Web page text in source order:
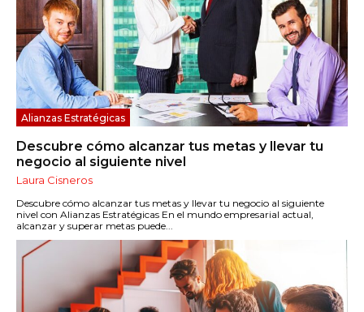
Alianzas Estratégicas
Descubre cómo alcanzar tus metas y llevar tu
negocio al siguiente nivel
Laura Cisneros
Descubre cómo alcanzar tus metas y llevar tu negocio al siguiente
nivel con Alianzas Estratégicas En el mundo empresarial actual,
alcanzar y superar metas puede...